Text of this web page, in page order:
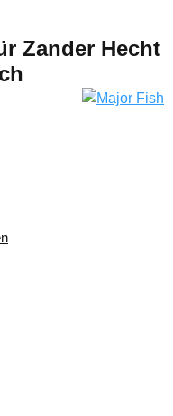
Zander Hecht